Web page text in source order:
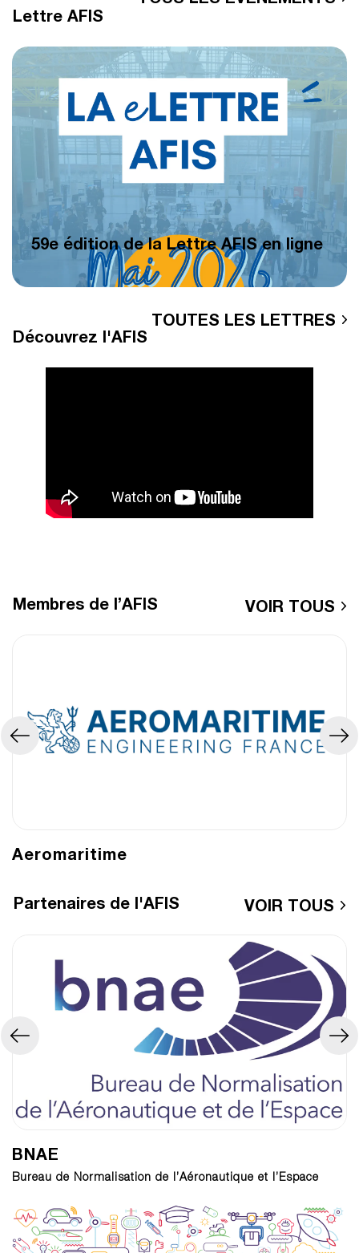
Lettre AFIS
59e édition de la Lettre AFIS en ligne
TOUTES LES LETTRES
Découvrez l'AFIS
Membres de l’AFIS VOIR TOUS
Aeromaritime
Partenaires de l'AFIS VOIR TOUS
BNAE
Bureau de Normalisation de l’Aéronautique et l’Espace